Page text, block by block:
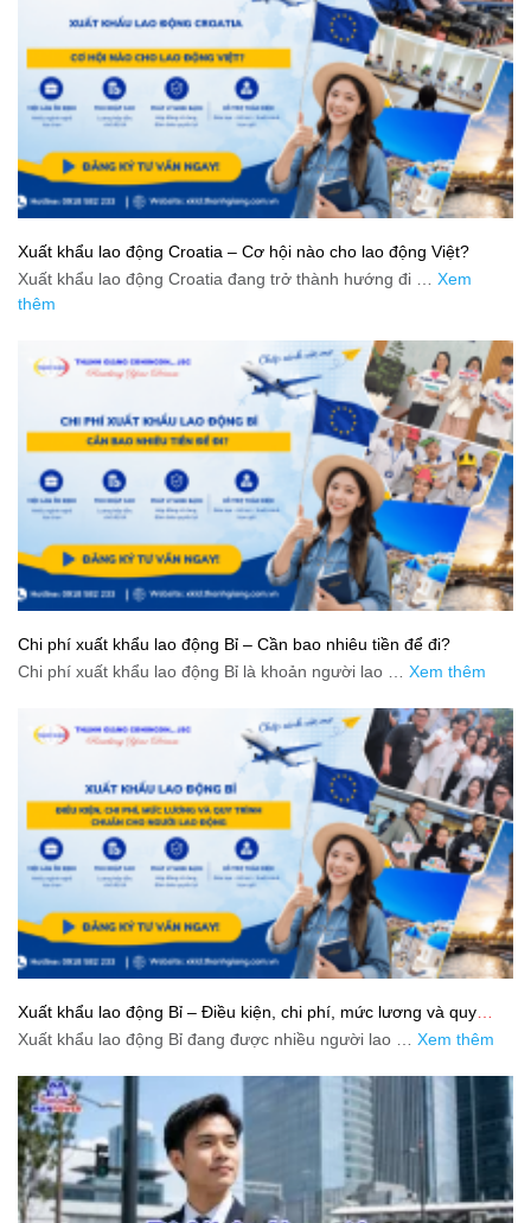
Xuất khẩu lao động Croatia – Cơ hội nào cho lao động Việt?
Xuất khẩu lao động Croatia đang trở thành hướng đi … Xem
thêm
Chi phí xuất khẩu lao động Bỉ – Cần bao nhiêu tiền để đi?
Chi phí xuất khẩu lao động Bỉ là khoản người lao … Xem thêm
Xuất khẩu lao động Bỉ – Điều kiện, chi phí, mức lương và quy
trình chuẩn cho người lao động
Xuất khẩu lao động Bỉ đang được nhiều người lao … Xem thêm